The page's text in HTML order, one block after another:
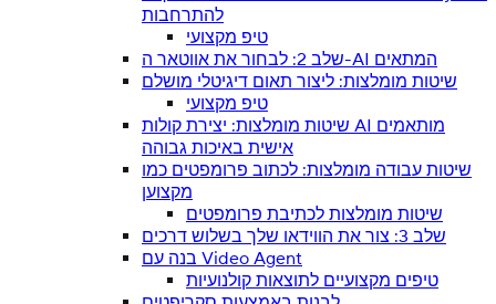
להתרחבות
טיפ מקצועי
שלב 2: לבחור את אווטאר ה-AI המתאים
שיטות מומלצות: ליצור תאום דיגיטלי מושלם
טיפ מקצועי
שיטות מומלצות: יצירת קולות AI מותאמים
אישית באיכות גבוהה
שיטות עבודה מומלצות: לכתוב פרומפטים כמו
מקצוען
שיטות מומלצות לכתיבת פרומפטים
שלב 3: צור את הווידאו שלך בשלוש דרכים
בנה עם Video Agent
טיפים מקצועיים לתוצאות קולנועיות